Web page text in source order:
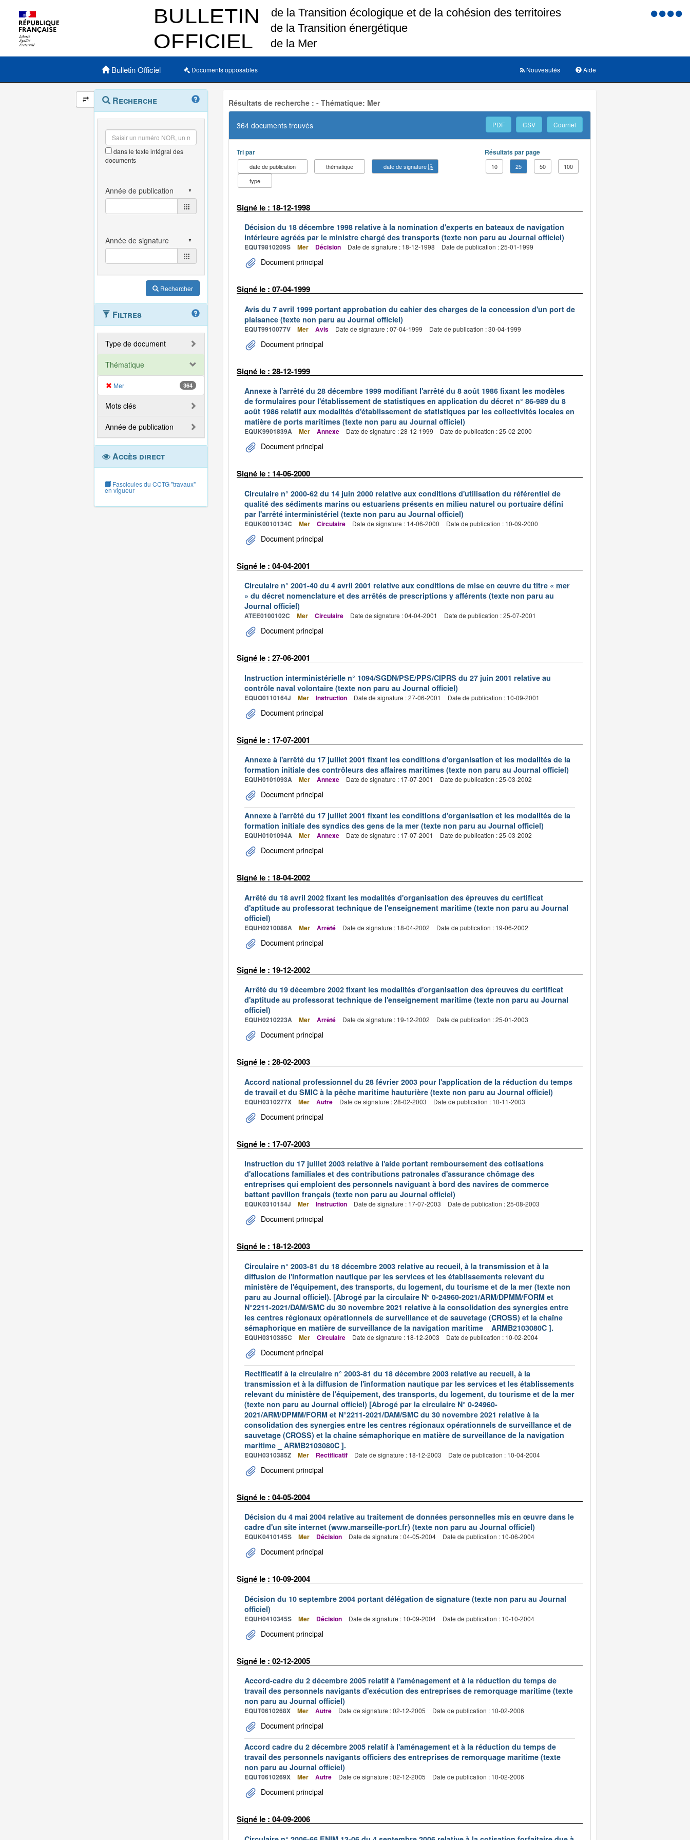
Menu
Menu principal
Bulletin Officiel Documents opposables Aide
Nouveautés
Navigation
et
outils
annexes
Menu
contextuel
Recherche
dans le texte intégral des
documents
Rechercher
Filtres
Type de document
Thématique
Mer 364
Mots clés
Année de publication
Accès direct
Fascicules du CCTG "travaux"
en vigueur
Résultats de recherche : - Thématique: Mer
364 documents trouvés PDF CSV Courriel
Tri par
date de publication thématique
date de signature
type
Résultats par page
10 25 50 100
Signé le : 18-12-1998
Décision du 18 décembre 1998 relative à la nomination d'experts en bateaux de navigation
intérieure agréés par le ministre chargé des transports (texte non paru au Journal officiel)
EQUT9810209S Mer Décision Date de signature : 18-12-1998 Date de publication : 25-01-1999
Document principal
Signé le : 07-04-1999
Avis du 7 avril 1999 portant approbation du cahier des charges de la concession d'un port de
plaisance (texte non paru au Journal officiel)
EQUT9910077V Mer Avis Date de signature : 07-04-1999 Date de publication : 30-04-1999
Document principal
Signé le : 28-12-1999
Annexe à l'arrêté du 28 décembre 1999 modifiant l'arrêté du 8 août 1986 fixant les modèles
de formulaires pour l'établissement de statistiques en application du décret n° 86-989 du 8
août 1986 relatif aux modalités d'établissement de statistiques par les collectivités locales en
matière de ports maritimes (texte non paru au Journal officiel)
EQUK9901839A Mer Annexe Date de signature : 28-12-1999 Date de publication : 25-02-2000
Document principal
Signé le : 14-06-2000
Circulaire n° 2000-62 du 14 juin 2000 relative aux conditions d'utilisation du référentiel de
qualité des sédiments marins ou estuariens présents en milieu naturel ou portuaire défini
par l'arrêté interministériel (texte non paru au Journal officiel)
EQUK0010134C Mer Circulaire Date de signature : 14-06-2000 Date de publication : 10-09-2000
Document principal
Signé le : 04-04-2001
Circulaire n° 2001-40 du 4 avril 2001 relative aux conditions de mise en œuvre du titre « mer
» du décret nomenclature et des arrêtés de prescriptions y afférents (texte non paru au
Journal officiel)
ATEE0100102C Mer Circulaire Date de signature : 04-04-2001 Date de publication : 25-07-2001
Document principal
Signé le : 27-06-2001
Instruction interministérielle n° 1094/SGDN/PSE/PPS/CIPRS du 27 juin 2001 relative au
contrôle naval volontaire (texte non paru au Journal officiel)
EQUO0110164J Mer Instruction Date de signature : 27-06-2001 Date de publication : 10-09-2001
Document principal
Signé le : 17-07-2001
Annexe à l'arrêté du 17 juillet 2001 fixant les conditions d'organisation et les modalités de la
formation initiale des contrôleurs des affaires maritimes (texte non paru au Journal officiel)
EQUH0101093A Mer Annexe Date de signature : 17-07-2001 Date de publication : 25-03-2002
Document principal
Annexe à l'arrêté du 17 juillet 2001 fixant les conditions d'organisation et les modalités de la
formation initiale des syndics des gens de la mer (texte non paru au Journal officiel)
EQUH0101094A Mer Annexe Date de signature : 17-07-2001 Date de publication : 25-03-2002
Document principal
Signé le : 18-04-2002
Arrêté du 18 avril 2002 fixant les modalités d'organisation des épreuves du certificat
d'aptitude au professorat technique de l'enseignement maritime (texte non paru au Journal
officiel)
EQUH0210086A Mer Arrêté Date de signature : 18-04-2002 Date de publication : 19-06-2002
Document principal
Signé le : 19-12-2002
Arrêté du 19 décembre 2002 fixant les modalités d'organisation des épreuves du certificat
d'aptitude au professorat technique de l'enseignement maritime (texte non paru au Journal
officiel)
EQUH0210223A Mer Arrêté Date de signature : 19-12-2002 Date de publication : 25-01-2003
Document principal
Signé le : 28-02-2003
Accord national professionnel du 28 février 2003 pour l'application de la réduction du temps
de travail et du SMIC à la pêche maritime hauturière (texte non paru au Journal officiel)
EQUH0310277X Mer Autre Date de signature : 28-02-2003 Date de publication : 10-11-2003
Document principal
Signé le : 17-07-2003
Instruction du 17 juillet 2003 relative à l'aide portant remboursement des cotisations
d'allocations familiales et des contributions patronales d'assurance chômage des
entreprises qui emploient des personnels naviguant à bord des navires de commerce
battant pavillon français (texte non paru au Journal officiel)
EQUK0310154J Mer Instruction Date de signature : 17-07-2003 Date de publication : 25-08-2003
Document principal
Signé le : 18-12-2003
Circulaire n° 2003-81 du 18 décembre 2003 relative au recueil, à la transmission et à la
diffusion de l'information nautique par les services et les établissements relevant du
ministère de l'équipement, des transports, du logement, du tourisme et de la mer (texte non
paru au Journal officiel). [Abrogé par la circulaire N° 0-24960-2021/ARM/DPMM/FORM et
N°2211-2021/DAM/SMC du 30 novembre 2021 relative à la consolidation des synergies entre
les centres régionaux opérationnels de surveillance et de sauvetage (CROSS) et la chaîne
sémaphorique en matière de surveillance de la navigation maritime _ ARMB2103080C ].
EQUH0310385C Mer Circulaire Date de signature : 18-12-2003 Date de publication : 10-02-2004
Document principal
Rectificatif à la circulaire n° 2003-81 du 18 décembre 2003 relative au recueil, à la
transmission et à la diffusion de l'information nautique par les services et les établissements
relevant du ministère de l'équipement, des transports, du logement, du tourisme et de la mer
(texte non paru au Journal officiel) [Abrogé par la circulaire N° 0-24960-
2021/ARM/DPMM/FORM et N°2211-2021/DAM/SMC du 30 novembre 2021 relative à la
consolidation des synergies entre les centres régionaux opérationnels de surveillance et de
sauvetage (CROSS) et la chaîne sémaphorique en matière de surveillance de la navigation
maritime _ ARMB2103080C ].
EQUH0310385Z Mer Rectificatif Date de signature : 18-12-2003 Date de publication : 10-04-2004
Document principal
Signé le : 04-05-2004
Décision du 4 mai 2004 relative au traitement de données personnelles mis en œuvre dans le
cadre d'un site internet (www.marseille-port.fr) (texte non paru au Journal officiel)
EQUK0410145S Mer Décision Date de signature : 04-05-2004 Date de publication : 10-06-2004
Document principal
Signé le : 10-09-2004
Décision du 10 septembre 2004 portant délégation de signature (texte non paru au Journal
officiel)
EQUH0410345S Mer Décision Date de signature : 10-09-2004 Date de publication : 10-10-2004
Document principal
Signé le : 02-12-2005
Accord-cadre du 2 décembre 2005 relatif à l'aménagement et à la réduction du temps de
travail des personnels navigants d'exécution des entreprises de remorquage maritime (texte
non paru au Journal officiel)
EQUT0610268X Mer Autre Date de signature : 02-12-2005 Date de publication : 10-02-2006
Document principal
Accord cadre du 2 décembre 2005 relatif à l'aménagement et à la réduction du temps de
travail des personnels navigants officiers des entreprises de remorquage maritime (texte
non paru au Journal officiel)
EQUT0610269X Mer Autre Date de signature : 02-12-2005 Date de publication : 10-02-2006
Document principal
Signé le : 04-09-2006